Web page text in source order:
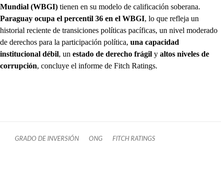
Mundial (WBGI) tienen en su modelo de calificación soberana.
Paraguay ocupa el percentil 36 en el WBGI, lo que refleja un
historial reciente de transiciones políticas pacíficas, un nivel moderado
de derechos para la participación política, una capacidad
institucional débil, un estado de derecho frágil y altos niveles de
corrupción, concluye el informe de Fitch Ratings.
GRADO DE INVERSIÓN ONG FITCH RATINGS